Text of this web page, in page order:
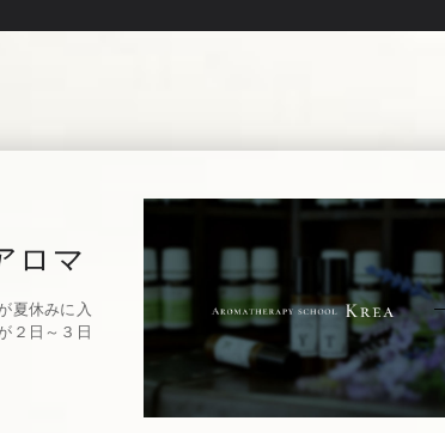
ロマ
夏休みに入
２日～３日